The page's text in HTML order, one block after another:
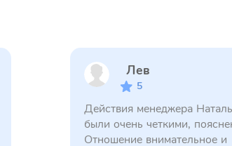
Лев
5
Действия менеджера
были очень четкими,
Отношение внимательное и